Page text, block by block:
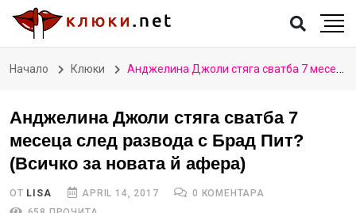
Начало Клюки Анджелина Джоли стяга сватба 7 месеца след развода с Брад Пит? (Всичко за новата й афера)
Анджелина Джоли стяга сватба 7
месеца след развода с Брад Пит?
(Всичко за новата й афера)
ОТ LISA APRIL 14, 2017
0 КОМЕНТАРА